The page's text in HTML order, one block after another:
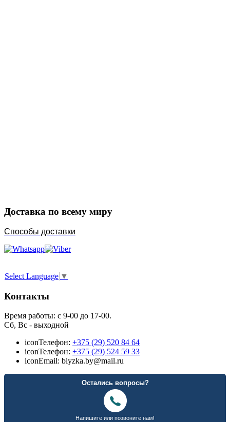
Доставка по всему миру
Способы доставки
Select Language ▼
Контакты
Время работы: с 9-00 до 17-00.
Сб, Вс - выходной
iconТелефон: +375 (29) 520 84 64
iconТелефон: +375 (29) 524 59 33
iconEmail: blyzka.by@mail.ru